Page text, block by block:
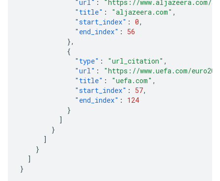
"url" :
"https://www.aljazeera.com/
"title" : "aljazeera.com" ,
"start_index" : 0,
"end_index" :
56
},
{
"type" : "url_citation" ,
"url" :
"https://www.uefa.com/
"title" : "uefa.com" ,
"start_index" : 57,
"end_index" :
124
}
]
}
]
}
]
}